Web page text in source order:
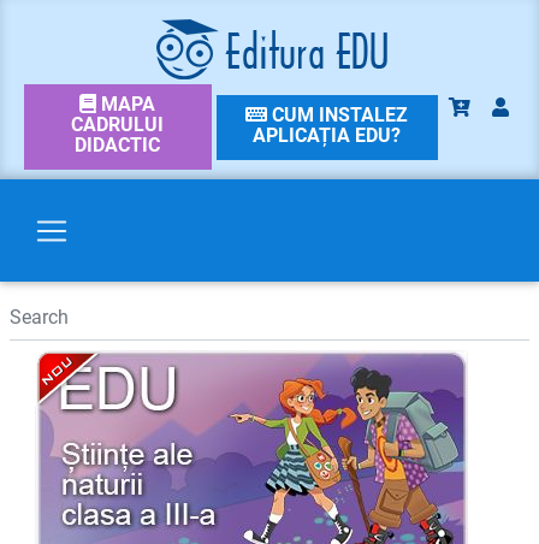
MAPA
CADRULUI
DIDACTIC
CUM INSTALEZ
APLICAȚIA EDU?